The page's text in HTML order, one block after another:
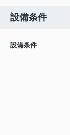
設備条件
設備条件